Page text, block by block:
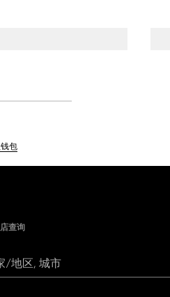
包
查询
/地区, 城市